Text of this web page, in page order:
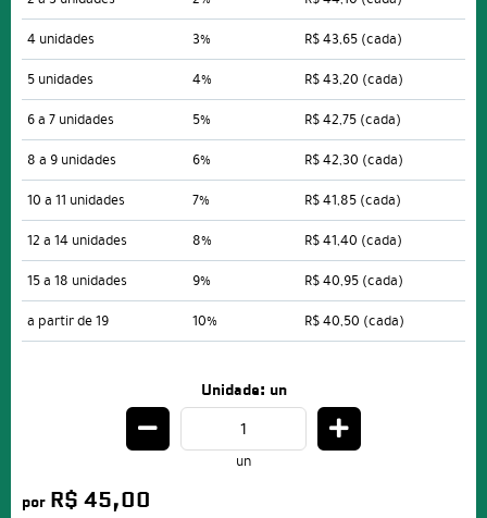
4 unidades
3% R$ 43,65 (cada)
5 unidades
4% R$ 43,20 (cada)
6 a 7 unidades
5% R$ 42,75 (cada)
8 a 9 unidades
6% R$ 42,30 (cada)
10 a 11 unidades
7% R$ 41,85 (cada)
12 a 14 unidades
8% R$ 41,40 (cada)
15 a 18 unidades
9% R$ 40,95 (cada)
a partir de 19
10% R$ 40,50 (cada)
Unidade: un
un
por R$ 45,00